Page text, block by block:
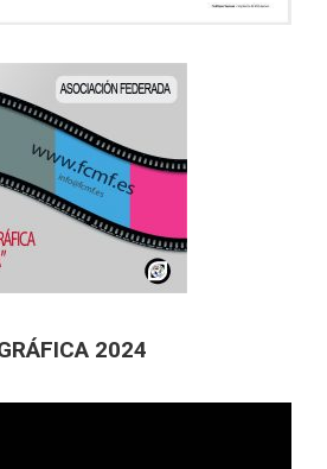
2024